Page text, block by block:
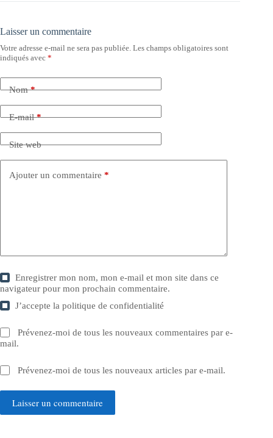
Laisser un commentaire
Votre adresse e-mail ne sera pas publiée. Les champs obligatoires sont
indiqués avec *
Nom*
E-mail*
Site web
Ajouter un commentaire *
Enregistrer mon nom, mon e-mail et mon site dans ce
navigateur pour mon prochain commentaire.
J’accepte lapolitique de confidentialité
Prévenez-moi de tous les nouveaux commentaires par e-
mail.
Prévenez-moi de tous les nouveaux articles par e-mail.
Laisser un commentaire